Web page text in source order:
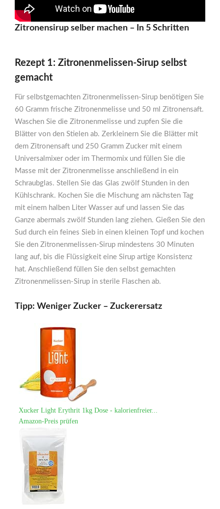
Zitronensirup selber machen – In 5 Schritten
Rezept 1: Zitronenmelissen-Sirup selbst
gemacht
Für selbstgemachten Zitronenmelissen-Sirup benötigen Sie
60 Gramm frische Zitronenmelisse und 50 ml Zitronensaft.
Waschen Sie die Zitronenmelisse und zupfen Sie die
Blätter von den Stielen ab. Zerkleinern Sie die Blätter mit
dem Zitronensaft und 250 Gramm Zucker mit einem
Universalmixer oder im Thermomix und füllen Sie die
Masse mit der Zitronenmelisse anschließend in ein
Schraubglas. Stellen Sie das Glas zwölf Stunden in den
Kühlschrank. Kochen Sie die Mischung am nächsten Tag
mit einem halben Liter Wasser auf und lassen Sie das
Ganze abermals zwölf Stunden lang ziehen. Gießen Sie den
Sud durch ein feines Sieb in einen kleinen Topf und kochen
Sie den Zitronenmelissen-Sirup mindestens 30 Minuten
lang auf, bis die Flüssigkeit eine Sirup artige Konsistenz
hat. Anschließend füllen Sie den selbst gemachten
Zitronenmelissen-Sirup in sterile Flaschen ab.
Tipp: Weniger Zucker – Zuckerersatz
Xucker Light Erythrit 1kg Dose - kalorienfreier...
Amazon-Preis prüfen